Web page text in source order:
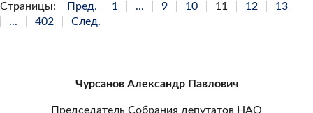
Страницы: Пред. 1 ... 9 10 11 12
13
...
402 След.
Чурсанов Александр Павлович
Председатель Собрания депутатов НАО